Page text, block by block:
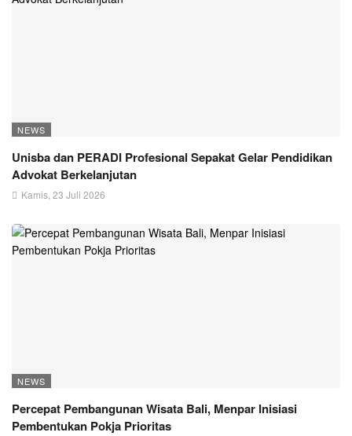
NEWS
Unisba dan PERADI Profesional Sepakat Gelar Pendidikan
Advokat Berkelanjutan
Kamis, 23 Juli 2026
NEWS
Percepat Pembangunan Wisata Bali, Menpar Inisiasi
Pembentukan Pokja Prioritas